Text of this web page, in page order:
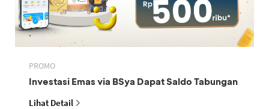
PROMO
Investasi Emas via BSya Dapat Saldo Tabungan
Lihat Detail